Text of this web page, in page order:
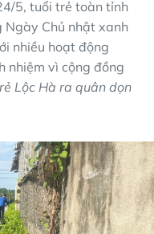
5, tuổi trẻ toàn tỉnh
Chủ nhật xanh
nhiều hoạt động
nhiệm vì cộng đồng
Lộc Hà ra quân dọn